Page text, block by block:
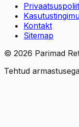
Kontakt
Sitemap
© 2026 Parimad
Tehtud